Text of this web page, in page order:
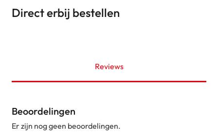
Direct erbij bestellen
Reviews
Beoordelingen
Er zijn nog geen beoordelingen.